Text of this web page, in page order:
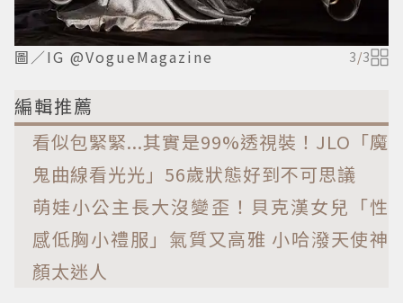
圖／IG @VogueMagazine 3/3
編輯推薦
看似包緊緊...其實是99%透視裝！JLO「魔
鬼曲線看光光」56歲狀態好到不可思議
萌娃小公主長大沒變歪！貝克漢女兒「性
感低胸小禮服」氣質又高雅 小哈潑天使神
顏太迷人